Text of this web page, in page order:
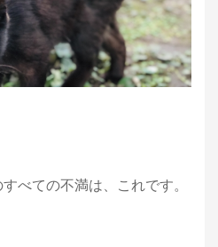
べての不満は、これです。